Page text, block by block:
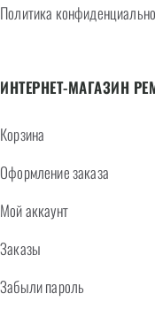
Политика
ИНТЕРНЕТ-МАГАЗИН
Корзина
Оформление заказа
Мой аккаунт
Заказы
Забыли пароль